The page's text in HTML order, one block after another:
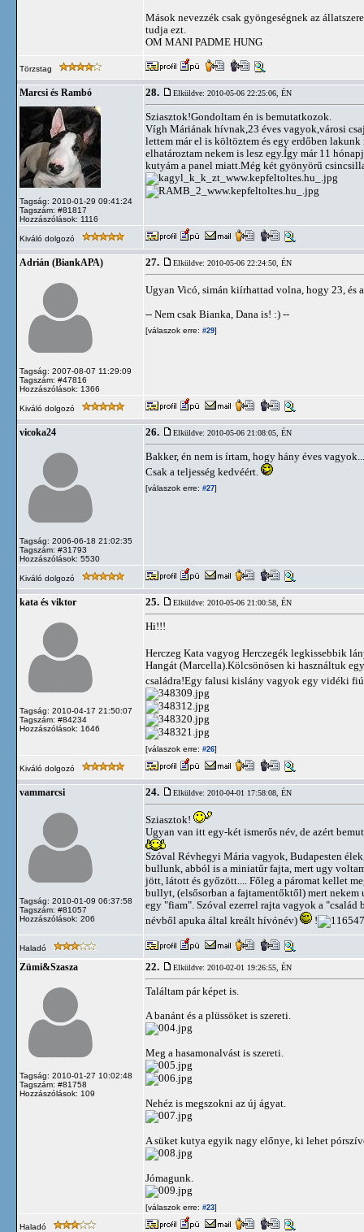
Mások nevezzék csak gyöngeségnek az
tudja ezt.
OM MANI PADME HUNG
Törzstag
Marcsi és Rambó
Tagság: 2010-01-29 09:41:24
Tagszám: #81817
Hozzászólások: 1116
28. Elküldve: 2010-05-06 22:25:06, ÉN
Sziasztok!Gondoltam én is bemutatkozok.
Vígh Máriának hívnak,23 éves vagyok,városi
lettem már el is költöztem és egy erdőben
elhatároztam nekem is lesz egy.Így már 11
kutyám a panel miatt.Még két gyönyörű
Kiváló dolgozó
Adrián (BiankAPA)
Tagság: 2007-08-07 11:29:09
Tagszám: #47816
Hozzászólások: 1366
27. Elküldve: 2010-05-06 22:24:50, ÉN
Ugyan Vicó, simán kiírhattad volna, hogy 23,
-- Nem csak Bianka, Dana is! :) --
[válaszok erre: #29]
Kiváló dolgozó
vicoka24
Tagság: 2006-06-18 21:02:35
Tagszám: #31793
Hozzászólások: 5530
26. Elküldve: 2010-05-06 21:08:05, ÉN
Bakker, én nem is írtam, hogy hány éves
Csak a teljesség kedvéért.
[válaszok erre: #27]
Kiváló dolgozó
kata és viktor
Tagság: 2010-04-17 21:50:07
Tagszám: #84234
Hozzászólások: 1646
25. Elküldve: 2010-05-06 21:00:58, ÉN
Hi!!!
Herczeg Kata vagyog Herczegék legkissebbik
Hangát (Marcella).Kölcsönösen ki használtuk
családra!Egy falusi kislány vagyok egy vidéki
[válaszok erre: #26]
Kiváló dolgozó
vammarcsi
Tagság: 2010-01-09 06:37:58
Tagszám: #81057
Hozzászólások: 206
24. Elküldve: 2010-04-01 17:58:08, ÉN
Sziasztok!
Ugyan van itt egy-két ismerős név, de azért
Szóval Révhegyi Mária vagyok, Budapesten
bullunk, abból is a miniatűr fajta, mert ugy
jött, látott és győzött.... Főleg a páromat kellet
bullyt, (elsősorban a fajtamentőktől) mert
egy "fiam". Szóval ezerrel rajta vagyok a
névből apuka által kreált hívónév)
!
Haladó
Zümi&Szasza
Tagság: 2010-01-27 10:02:48
Tagszám: #81758
Hozzászólások: 109
22. Elküldve: 2010-02-01 19:26:55, ÉN
Találtam pár képet is.
A banánt és a plüssöket is szereti.
Meg a hasamonalvást is szereti.
Nehéz is megszokni az új ágyat.
A süket kutya egyik nagy előnye, ki lehet
Jómagunk.
[válaszok erre: #23]
Haladó